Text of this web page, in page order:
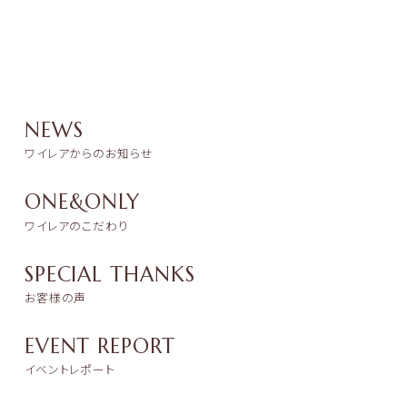
NEWS
ワイレアからのお知らせ
ONE&ONLY
ワイレアのこだわり
SPECIAL THANKS
お客様の声
EVENT REPORT
イベントレポート